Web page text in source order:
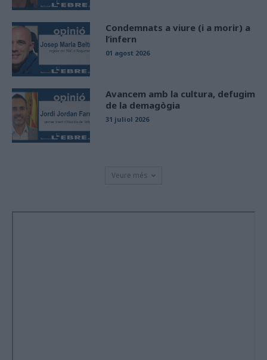
Condemnats a viure (i a morir) a
l’infern
01 agost 2026
Avancem amb la cultura, defugim
de la demagògia
31 juliol 2026
Veure més